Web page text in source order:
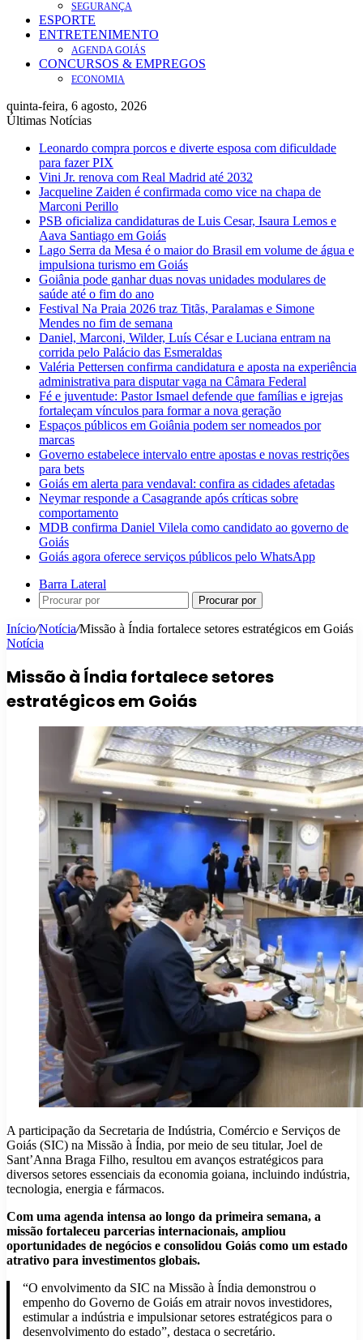
SEGURANÇA
ESPORTE
ENTRETENIMENTO
AGENDA GOIÁS
CONCURSOS & EMPREGOS
ECONOMIA
quinta-feira, 6 agosto, 2026
Últimas Notícias
Leonardo compra porcos e diverte esposa com dificuldade
para fazer PIX
Vini Jr. renova com Real Madrid até 2032
Jacqueline Zaiden é confirmada como vice na chapa de
Marconi Perillo
PSB oficializa candidaturas de Luis Cesar, Isaura Lemos e
Aava Santiago em Goiás
Lago Serra da Mesa é o maior do Brasil em volume de água e
impulsiona turismo em Goiás
Goiânia pode ganhar duas novas unidades modulares de
saúde até o fim do ano
Festival Na Praia 2026 traz Titãs, Paralamas e Simone
Mendes no fim de semana
Daniel, Marconi, Wilder, Luís César e Luciana entram na
corrida pelo Palácio das Esmeraldas
Valéria Pettersen confirma candidatura e aposta na experiência
administrativa para disputar vaga na Câmara Federal
Fé e juventude: Pastor Ismael defende que famílias e igrejas
fortaleçam vínculos para formar a nova geração
Espaços públicos em Goiânia podem ser nomeados por
marcas
Governo estabelece intervalo entre apostas e novas restrições
para bets
Goiás em alerta para vendaval: confira as cidades afetadas
Neymar responde a Casagrande após críticas sobre
comportamento
MDB confirma Daniel Vilela como candidato ao governo de
Goiás
Goiás agora oferece serviços públicos pelo WhatsApp
Barra Lateral
Procurar por
Início/Notícia/Missão à Índia fortalece setores estratégicos em Goiás
Notícia
Missão à Índia fortalece setores
estratégicos em Goiás
A participação da Secretaria de Indústria, Comércio e Serviços de
Goiás (SIC) na Missão à Índia, por meio de seu titular, Joel de
Sant’Anna Braga Filho, resultou em avanços estratégicos para
diversos setores essenciais da economia goiana, incluindo indústria,
tecnologia, energia e fármacos.
Com uma agenda intensa ao longo da primeira semana, a
missão fortaleceu parcerias internacionais, ampliou
oportunidades de negócios e consolidou Goiás como um estado
atrativo para investimentos globais.
“O envolvimento da SIC na Missão à Índia demonstrou o
empenho do Governo de Goiás em atrair novos investidores,
estimular a indústria e impulsionar setores estratégicos para o
desenvolvimento do estado”, destaca o secretário.